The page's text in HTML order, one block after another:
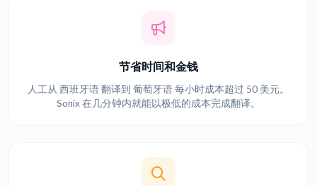
节省时间和金钱
人工从 西班牙语 翻译到 葡萄牙语 每小时成本超过 50 美元。
Sonix 在几分钟内就能以极低的成本完成翻译。